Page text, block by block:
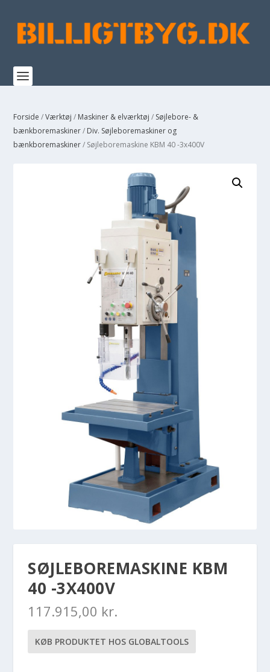
Forside /Værktøj / Maskiner & elværktøj / Søjlebore- &
bænkboremaskiner/ Div. Søjleboremaskiner og
bænkboremaskiner/ Søjleboremaskine KBM 40 -3x400V
SØJLEBOREMASKINE KBM
40 -3X400V
117.915,00 kr.
KØB PRODUKTET HOS GLOBALTOOLS